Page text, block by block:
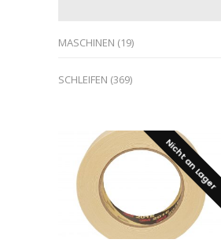
MASCHINEN (19)
SCHLEIFEN (369)
Nicht an Lager